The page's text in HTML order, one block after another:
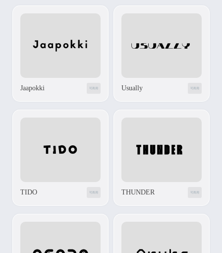
Jaapokki 可商用 Usually 可商用
TIDO 可商用 THUNDER 可商用